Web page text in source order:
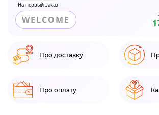
На первый заказ
WELCOME
Про доставку
Про оплату